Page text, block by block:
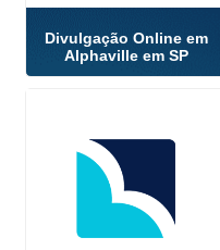
Divulgação Online em
Alphaville em SP